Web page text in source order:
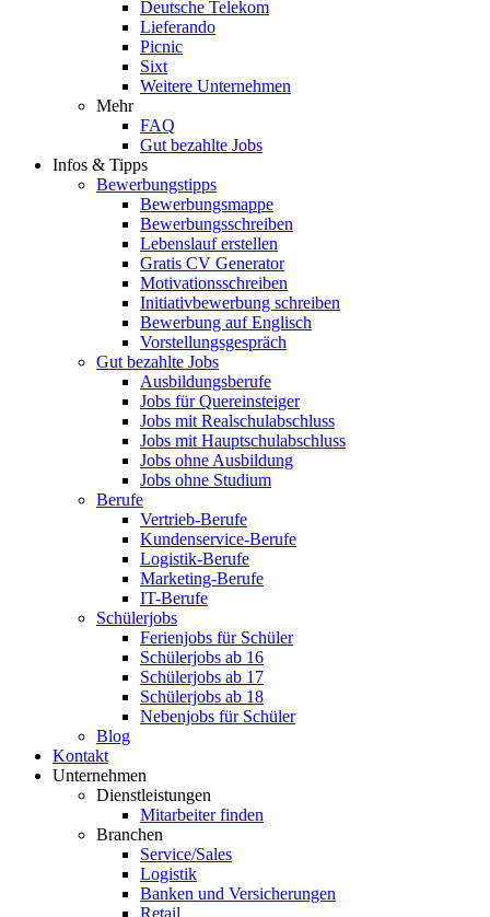
Deutsche Telekom
Lieferando
Picnic
Sixt
Weitere Unternehmen
Mehr
FAQ
Gut bezahlte Jobs
Infos & Tipps
Bewerbungstipps
Bewerbungsmappe
Bewerbungsschreiben
Lebenslauf erstellen
Gratis CV Generator
Motivationsschreiben
Initiativbewerbung schreiben
Bewerbung auf Englisch
Vorstellungsgespräch
Gut bezahlte Jobs
Ausbildungsberufe
Jobs für Quereinsteiger
Jobs mit Realschulabschluss
Jobs mit Hauptschulabschluss
Jobs ohne Ausbildung
Jobs ohne Studium
Berufe
Vertrieb-Berufe
Kundenservice-Berufe
Logistik-Berufe
Marketing-Berufe
IT-Berufe
Schülerjobs
Ferienjobs für Schüler
Schülerjobs ab 16
Schülerjobs ab 17
Schülerjobs ab 18
Nebenjobs für Schüler
Blog
Kontakt
Unternehmen
Dienstleistungen
Mitarbeiter finden
Branchen
Service/Sales
Logistik
Banken und Versicherungen
Retail